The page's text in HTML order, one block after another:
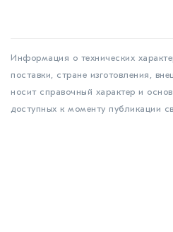
Информация о технических
поставки, стране изготовления,
носит справочный характер и
доступных к моменту публикации